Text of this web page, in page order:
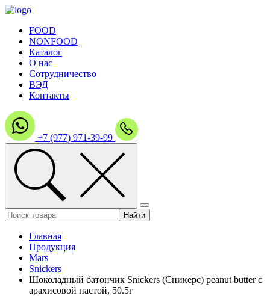
FOOD
NONFOOD
Каталог
О нас
Сотрудничество
ВЭД
Контакты
+7 (977) 971-39-99
Главная
Продукция
Mars
Snickers
Шоколадный батончик Snickers (Сникерс) peanut butter с
арахисовой пастой, 50.5г